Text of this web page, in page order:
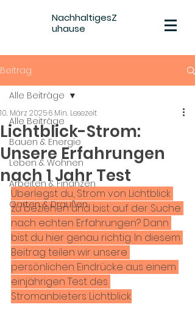
NachhaltigesZ
uhause
Beitrag
Alle Beiträge
Bauen & Energie
Leben & Wohnen
Arbeiten & Finanzen
Garten & Draußen
Alle Beiträge
Lichtblick-Strom:
Unsere Erfahrungen
nach 1 Jahr Test
10. März 20256 Min. Lesezeit
Überlegst du, Strom von Lichtblick
zu beziehen und bist auf der Suche
nach echten Erfahrungen? Dann
bist du hier genau richtig. In diesem
Beitrag teilen wir unsere
persönlichen Eindrücke aus einem
einjährigen Test des
Stromanbieters Lichtblick.